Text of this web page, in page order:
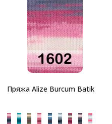
Пряжа Alize Burcum Batik